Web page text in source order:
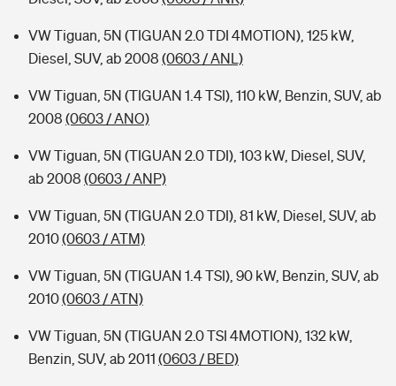
VW Tiguan, 5N (TIGUAN 2.0 TDI 4MOTION), 125 kW,
Diesel, SUV, ab 2008 (0603 / ANL)
VW Tiguan, 5N (TIGUAN 1.4 TSI), 110 kW, Benzin, SUV, ab
2008 (0603 / ANO)
VW Tiguan, 5N (TIGUAN 2.0 TDI), 103 kW, Diesel, SUV,
ab 2008 (0603 / ANP)
VW Tiguan, 5N (TIGUAN 2.0 TDI), 81 kW, Diesel, SUV, ab
2010(0603 / ATM)
VW Tiguan, 5N (TIGUAN 1.4 TSI), 90 kW, Benzin, SUV, ab
2010(0603 / ATN)
VW Tiguan, 5N (TIGUAN 2.0 TSI 4MOTION), 132 kW,
Benzin, SUV, ab 2011 (0603 / BED)